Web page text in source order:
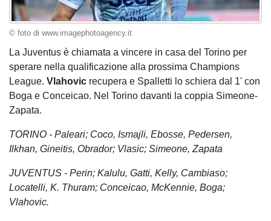
© foto di www.imagephotoagency.it
La Juventus è chiamata a vincere in casa del Torino per
sperare nella qualificazione alla prossima Champions
League. Vlahovic recupera e Spalletti lo schiera dal 1' con
Boga e Conceicao. Nel Torino davanti la coppia Simeone-
Zapata.
TORINO - Paleari; Coco, Ismajli, Ebosse, Pedersen,
Ilkhan, Gineitis, Obrador; Vlasic; Simeone, Zapata
JUVENTUS - Perin; Kalulu, Gatti, Kelly, Cambiaso;
Locatelli, K. Thuram; Conceicao, McKennie, Boga;
Vlahovic.